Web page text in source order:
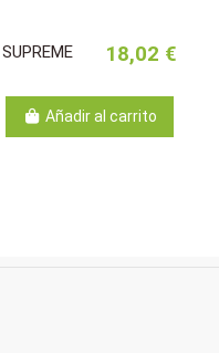
SUPREME 18,02 €
Añadir al carrito